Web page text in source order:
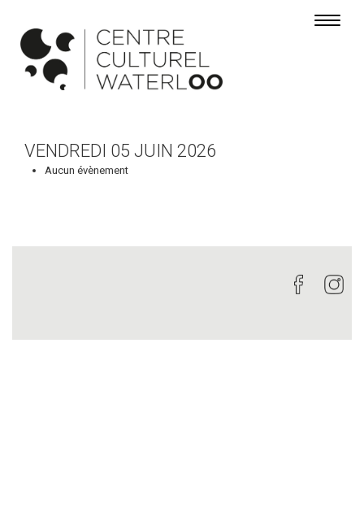
Toggle
VENDREDI 05 JUIN 2026
Aucun évènement